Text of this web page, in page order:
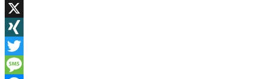
WordPress
X
XING
Twitter